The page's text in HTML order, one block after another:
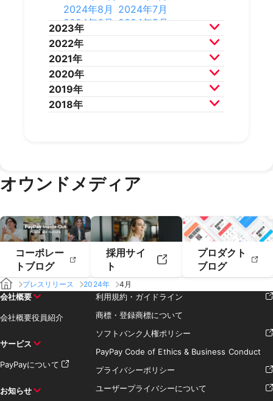
2025年6月 2025年5月
2025年4月 2025年3月
2025年2月 2025年1月
2024年8月 2024年7月
2024年6月 2024年5月
2024年4月 2024年3月
2024年2月 2024年1月
2023年
2023年12月2023年11月
2023年10月2023年9月
2023年8月 2023年7月
2023年6月
2023年4月
2022年
2022年12月2022年11月
2022年10月2022年9月
2022年8月 2022年7月
2022年6月
2021年
2021年12月2021年11月
2021年10月2021年9月
2021年8月 2021年7月
2020年
2020年12月2020年11月
2020年10月2020年9月
2019年
2019年12月2019年11月
2019年2月
2019年1月
2018年
オウンドメディア
コーポレー
トブログ
採用サイ
ト
プロダクト
ブログ
プレスリリース 2024年 4月
会社概要
会社概要役員紹介
サービス
PayPayについて
お知らせ
利用規約・ガイドライン
商標・登録商標について
ソフトバンク人権ポリシー
PayPay Code of Ethics & Business Conduct
プライバシーポリシー
ユーザープライバシーについて